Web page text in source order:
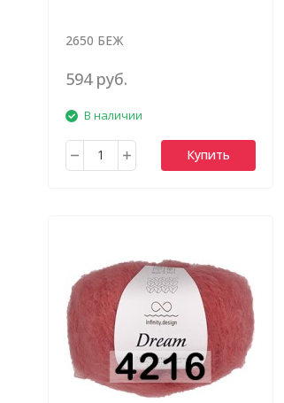
2650 БЕЖ
594 руб.
В наличии
Купить